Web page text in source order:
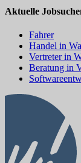
Aktuelle
Fahrer
Handel in
Vertreter in
Beratung in